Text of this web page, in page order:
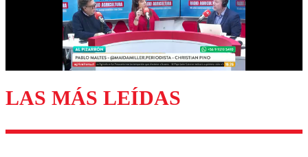
Enviar comentario
LAS MÁS LEÍDAS